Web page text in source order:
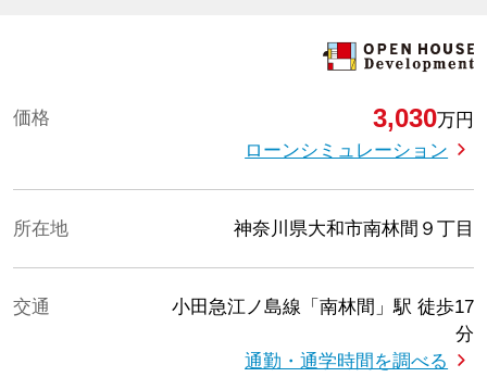
価格 3,030万円
ローンシミュレーション
所在地 神奈川県大和市南林間９丁目
交通 小田急江ノ島線「南林間」駅 徒歩17
分
通勤・通学時間を調べる